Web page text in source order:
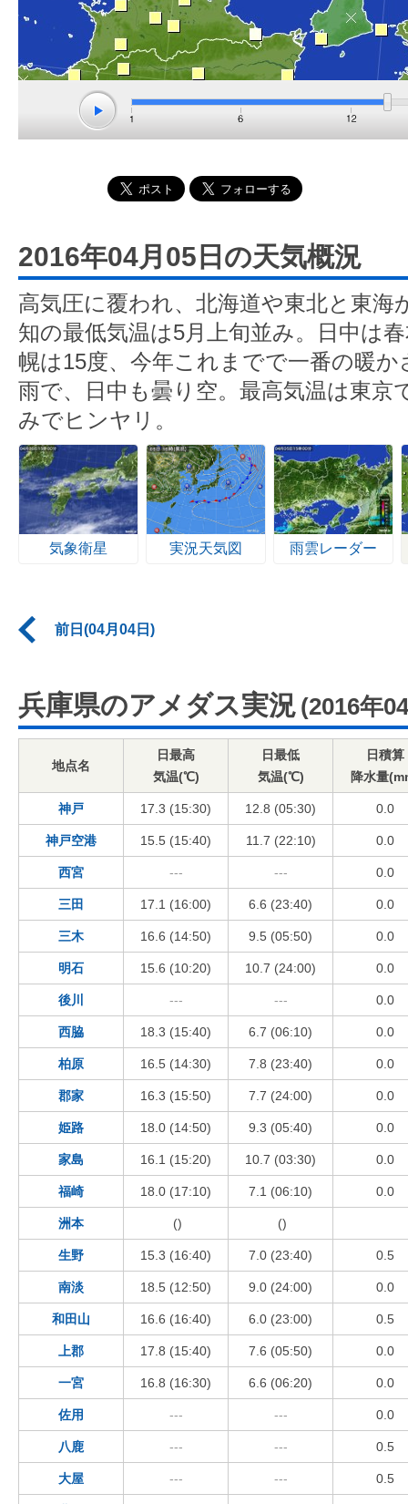
2016年04月05日の天気概況
高気圧に覆われ、北海道や東北と東海
知の最低気温は5月上旬並み。日中は
幌は15度、今年これまでで一番の暖
雨で、日中も曇り空。最高気温は東京
みでヒンヤリ。
気象衛星 実況天気図 雨雲レーダー
前日(04月04日)
兵庫県のアメダス実況 (2016年
地点名
日最高
気温(℃)
日最低
気温(℃)
日積算
降水量
神戸 17.3 (15:30) 12.8 (05:30) 0.0
神戸空港 15.5 (15:40) 11.7 (22:10) 0.0
西宮 --- --- 0.0
三田 17.1 (16:00) 6.6 (23:40) 0.0
三木 16.6 (14:50) 9.5 (05:50) 0.0
明石 15.6 (10:20) 10.7 (24:00) 0.0
後川 --- --- 0.0
西脇 18.3 (15:40) 6.7 (06:10) 0.0
柏原 16.5 (14:30) 7.8 (23:40) 0.0
郡家 16.3 (15:50) 7.7 (24:00) 0.0
姫路 18.0 (14:50) 9.3 (05:40) 0.0
家島 16.1 (15:20) 10.7 (03:30) 0.0
福崎 18.0 (17:10) 7.1 (06:10) 0.0
洲本 () ()
生野 15.3 (16:40) 7.0 (23:40) 0.5
南淡 18.5 (12:50) 9.0 (24:00) 0.0
和田山 16.6 (16:40) 6.0 (23:00) 0.5
上郡 17.8 (15:40) 7.6 (05:50) 0.0
一宮 16.8 (16:30) 6.6 (06:20) 0.0
佐用 --- --- 0.0
八鹿 --- --- 0.5
大屋 --- --- 0.5